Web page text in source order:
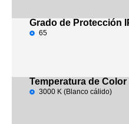
Grado de Protección
65
Temperatura de
3000 K (Blanco cálido)